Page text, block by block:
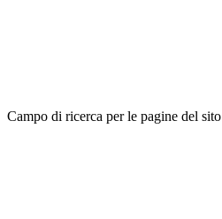
Campo di ricerca per le pagine del sito